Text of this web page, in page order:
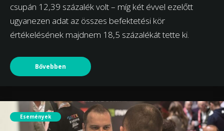
csupán 12,39 százalék volt – míg két évvel ezelőtt
ugyanezen adat az összes befektetési kör
értékelésének majdnem 18,5 százalékát tette ki.
Bővebben
Események